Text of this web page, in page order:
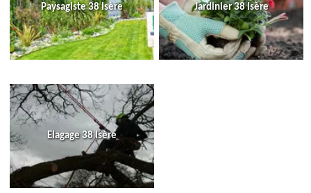
Paysagiste 38 Isère Jardinier 38 Isère
Elagage 38 Isère